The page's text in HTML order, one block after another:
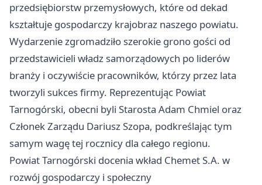
przedsiębiorstw przemysłowych, które od dekad
kształtuje gospodarczy krajobraz naszego powiatu.
Wydarzenie zgromadziło szerokie grono gości od
przedstawicieli władz samorządowych po liderów
branży i oczywiście pracowników, którzy przez lata
tworzyli sukces firmy. Reprezentując Powiat
Tarnogórski, obecni byli Starosta Adam Chmiel oraz
Członek Zarządu Dariusz Szopa, podkreślając tym
samym wagę tej rocznicy dla całego regionu.
Powiat Tarnogórski docenia wkład Chemet S.A. w
rozwój gospodarczy i społeczny